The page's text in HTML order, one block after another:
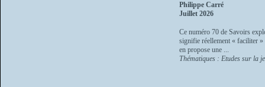
Philippe Carré
Juillet 2026
Ce numéro 70 de Savoirs
signifie réellement « faciliter »
en propose une ...
Thématiques : Etudes sur la